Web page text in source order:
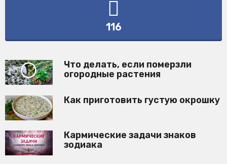
116
Что делать, если померзли
огородные растения
Как приготовить густую окрошку
Кармические задачи знаков
зодиака